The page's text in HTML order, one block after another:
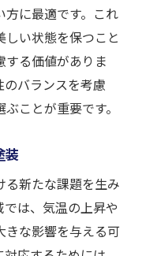
に最適です。これ
い状態を保つこと
る価値がありま
バランスを考慮
ことが重要です。
装
新たな課題を生み
は、気温の上昇や
きな影響を与える可